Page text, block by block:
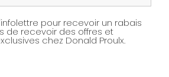
pour recevoir un rabais
de recevoir des offres et
chez Donald Proulx.